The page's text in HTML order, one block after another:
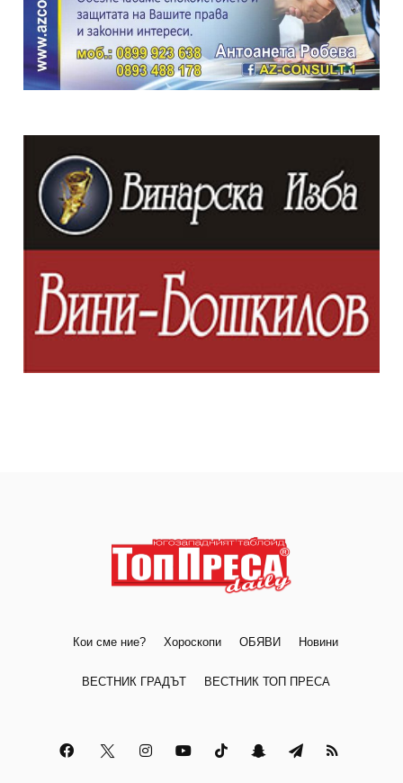
Кои сме ние? Хороскопи ОБЯВИ Новини
ВЕСТНИК ГРАДЪТ ВЕСТНИК ТОП ПРЕСА